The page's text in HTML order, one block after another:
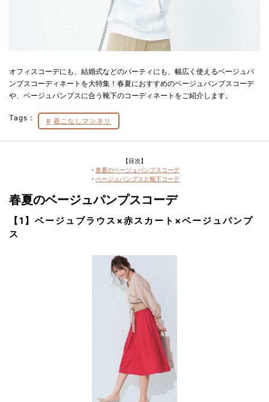
オフィスコーデにも、結婚式などのパーティにも、幅広く使えるベージュパ
ンプスコーディネートを大特集！春夏におすすめのベージュパンプスコーデ
や、ベージュパンプスに合う靴下のコーディネートをご紹介します。
Tags： 着こなしマンネリ
【目次】
・ 春夏のベージュパンプスコーデ
・ ベージュパンプスと靴下コーデ
春夏のベージュパンプスコーデ
【1】ベージュブラウス×赤スカート×ベージュパンプ
ス